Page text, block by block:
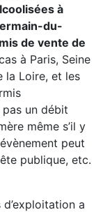
à
du-
de vente de
à Paris, Seine
la Loire, et les
un débit
même s’il y
peut
publique, etc.
a